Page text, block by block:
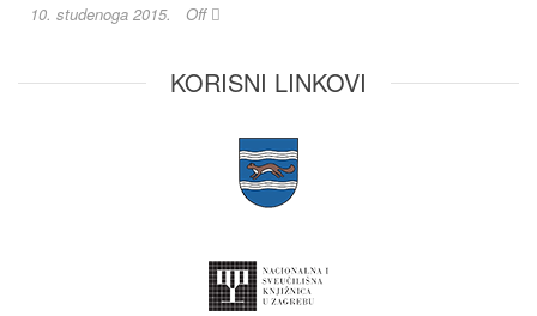
10. studenoga 2015. Off
KORISNI LINKOVI